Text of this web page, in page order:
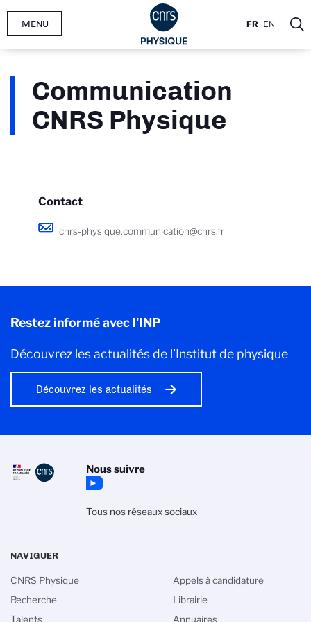
Aller
FR EN
MENU
Communication
CNRS Physique
Contact
cnrs-physique.communication@cnrs.fr
Restez informé avec l'INP
Découvrez les actualités de l’Institut de physique
Découvrez les actualités
Nous suivre
Tous nos réseaux sociaux
NAVIGUER
CNRS Physique
Recherche
Talents
Appels à candidature
Librairie
Annuaires